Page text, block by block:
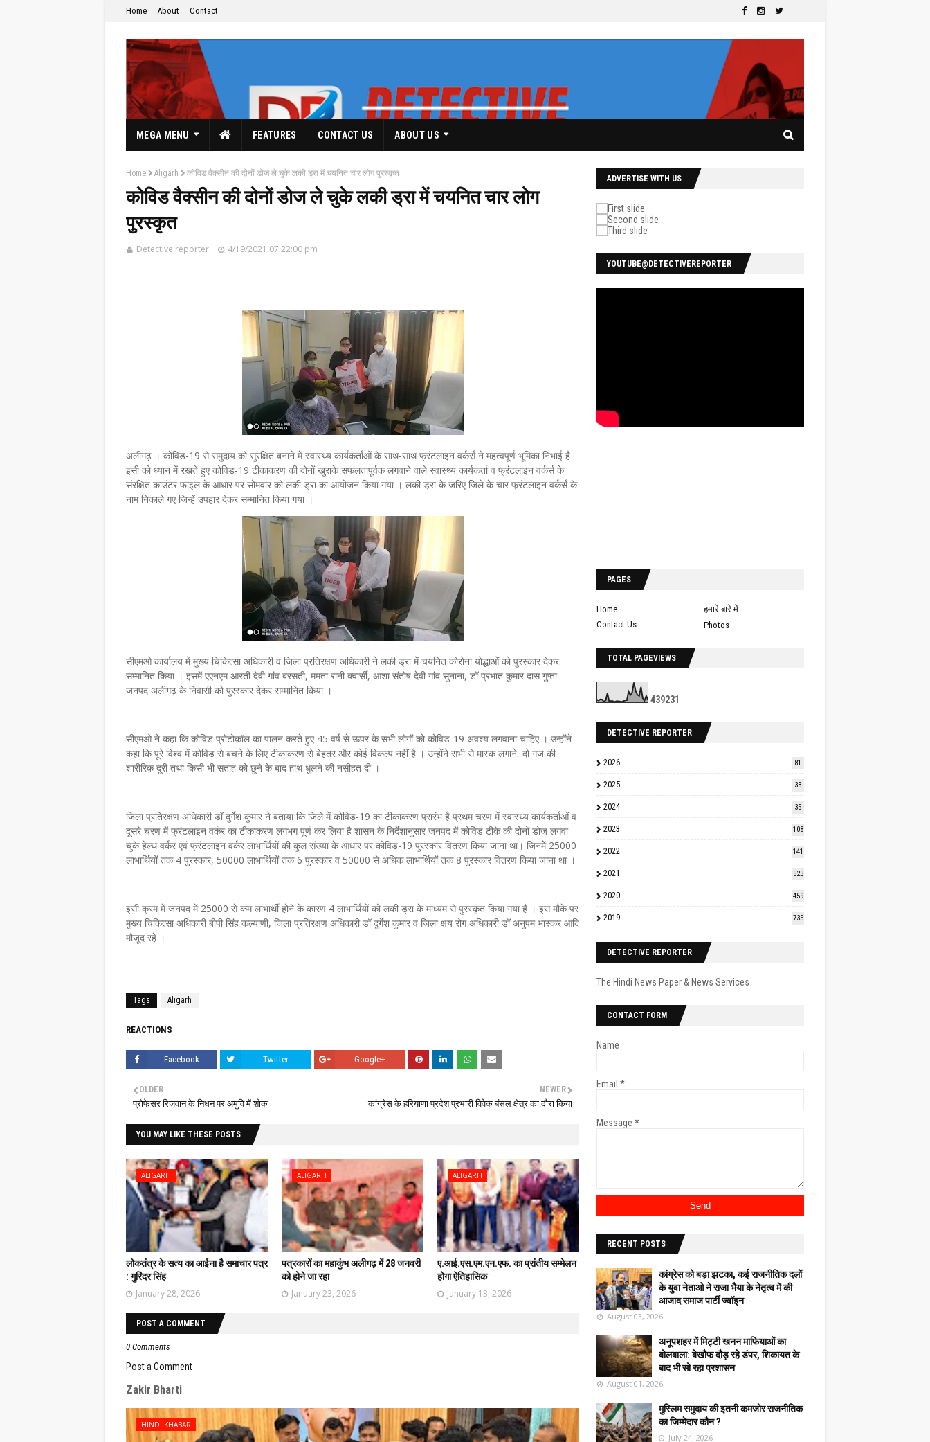
Home About Contact
The Hindi News Paper & News Service's
MEGA MENU FEATURES CONTACT US ABOUT US
Home Aligarh कोविड वैक्सीन की दोनों डोज ले चुके लकी ड्रा में चयनित चार लोग पुरस्कृत
कोविड वैक्सीन की दोनों डोज ले चुके लकी ड्रा में चयनित चार लोग
पुरस्कृत
Detective reporter 4/19/2021 07:22:00 pm
अलीगढ़ । कोविड-19 से समुदाय को सुरक्षित बनाने में स्वास्थ्य कार्यकर्ताओं के साथ-साथ फ्रंटलाइन वर्कर्स ने महत्वपूर्ण भूमिका निभाई है
इसी को ध्यान में रखते हुए कोविड-19 टीकाकरण की दोनों खुराके सफलतापूर्वक लगवाने वाले स्वास्थ्य कार्यकर्ता व फ्रंटलाइन वर्कर्स के
संरक्षित काउंटर फाइल के आधार पर सोमवार को लकी ड्रा का आयोजन किया गया । लकी ड्रा के जरिए जिले के चार फ्रंटलाइन वर्कर्स के
नाम निकाले गए जिन्हें उपहार देकर सम्मानित किया गया ।
सीएमओ कार्यालय में मुख्य चिकित्सा अधिकारी व जिला प्रतिरक्षण अधिकारी ने लकी ड्रा में चयनित कोरोना योद्धाओं को पुरस्कार देकर
सम्मानित किया । इसमें एएनएम आरती देवी गांव बरसती, ममता रानी क्वार्सी, आशा संतोष देवी गांव सुनाना, डॉ प्रभात कुमार दास गुप्ता
जनपद अलीगढ़ के निवासी को पुरस्कार देकर सम्मानित किया ।
सीएमओ ने कहा कि कोविड प्रोटोकॉल का पालन करते हुए 45 वर्ष से ऊपर के सभी लोगों को कोविड-19 अवश्य लगवाना चाहिए । उन्होंने
कहा कि पूरे विश्व में कोविड से बचने के लिए टीकाकरण से बेहतर और कोई विकल्प नहीं है । उन्होंने सभी से मास्क लगाने, दो गज की
शारीरिक दूरी तथा किसी भी सताह को छूने के बाद हाथ धुलने की नसीहत दी ।
जिला प्रतिरक्षण अधिकारी डॉ दुर्गेश कुमार ने बताया कि जिले में कोविड-19 का टीकाकरण प्रारंभ है प्रथम चरण में स्वास्थ्य कार्यकर्ताओं व
दूसरे चरण में फ्रंटलाइन वर्कर का टीकाकरण लगभग पूर्ण कर लिया है शासन के निर्देशानुसार जनपद में कोविड टीके की दोनों डोज लगवा
चुके हेल्थ वर्कर एवं फ्रंटलाइन वर्कर लाभार्थियों की कुल संख्या के आधार पर कोविड-19 पुरस्कार वितरण किया जाना था। जिनमेें 25000
लाभार्थियों तक 4 पुरस्कार, 50000 लाभार्थियों तक 6 पुरस्कार व 50000 से अधिक लाभार्थियों तक 8 पुरस्कार वितरण किया जाना था ।
इसी क्रम में जनपद में 25000 से कम लाभार्थी होने के कारण 4 लाभार्थियों को लकी ड्रा के माध्यम से पुरस्कृत किया गया है । इस मौके पर
मुख्य चिकित्सा अधिकारी बीपी सिंह कल्याणी, जिला प्रतिरक्षण अधिकारी डॉ दुर्गेश कुमार व जिला क्षय रोग अधिकारी डॉ अनुपम भास्कर आदि
मौजूद रहे ।
Tags Aligarh
REACTIONS
Facebook Twitter Google+
NEWER
कांग्रेस के हरियाणा प्रदेश प्रभारी विवेक बंसल क्षेत्र का दौरा किया
OLDER
प्रोफेसर रिज़वान के निधन पर अमुवि में शोक
YOU MAY LIKE THESE POSTS
ALIGARH
लोकतंत्र के सत्य का आईना है समाचार पत्र
: गुरिंदर सिंह
January 28, 2026
ALIGARH
पत्रकारों का महाकुंभ अलीगढ़ में 28 जनवरी
को होने जा रहा
January 23, 2026
ALIGARH
ए.आई.एस.एम.एन.एफ. का प्रांतीय सम्मेलन
होगा ऐतिहासिक
January 13, 2026
POST A COMMENT
0 Comments
Post a Comment
Zakir Bharti
HINDI KHABAR
ADVERTISE WITH US
YOUTUBE@DETECTIVEREPORTER
PAGES
Home
हमारे बारे में
Contact Us
Photos
TOTAL PAGEVIEWS
439231
DETECTIVE REPORTER
2026 81
2025 33
2024 35
2023 108
2022 141
2021 523
2020 459
2019 735
DETECTIVE REPORTER
The Hindi News Paper & News Services
CONTACT FORM
Name
Email *
Message *
RECENT POSTS
कांग्रेस को बड़ा झटका, कई राजनीतिक दलों
के युवा नेताओ ने राजा भैया के नेतृत्व में की
आजाद समाज पार्टी ज्वॉइन
August 03, 2026
अनूपशहर में मिट्टी खनन माफियाओं का
बोलबाला: बेखौफ दौड़ रहे डंपर, शिकायत के
बाद भी सो रहा प्रशासन
August 01, 2026
मुस्लिम समुदाय की इतनी कमजोर राजनीतिक
का जिम्मेदार कौन ?
July 24, 2026